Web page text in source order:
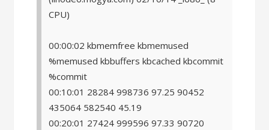
CPU)
00:00:02 kbmemfree kbmemused
%memused kbbuffers kbcached kbcommit
%commit
00:10:01 28284 998736 97.25 90452
435064 582540 45.19
00:20:01 27424 999596 97.33 90720